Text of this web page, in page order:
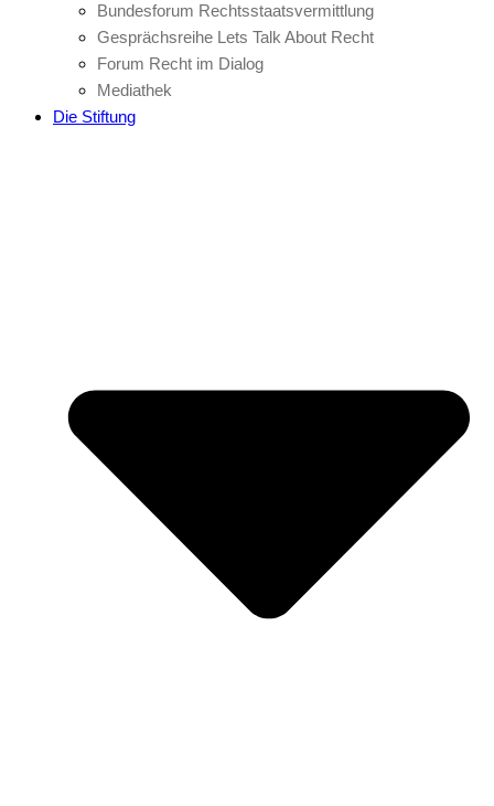
Bundesforum Rechtsstaatsvermittlung
Gesprächsreihe Lets Talk About Recht
Forum Recht im Dialog
Mediathek
Die Stiftung